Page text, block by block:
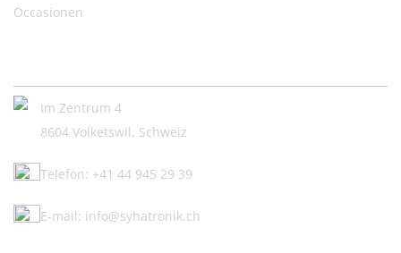
Occasionen
Im Zentrum 4
8604 Volketswil, Schweiz
Telefon: +41 44 945 29 39
E-mail: info@syhatronik.ch